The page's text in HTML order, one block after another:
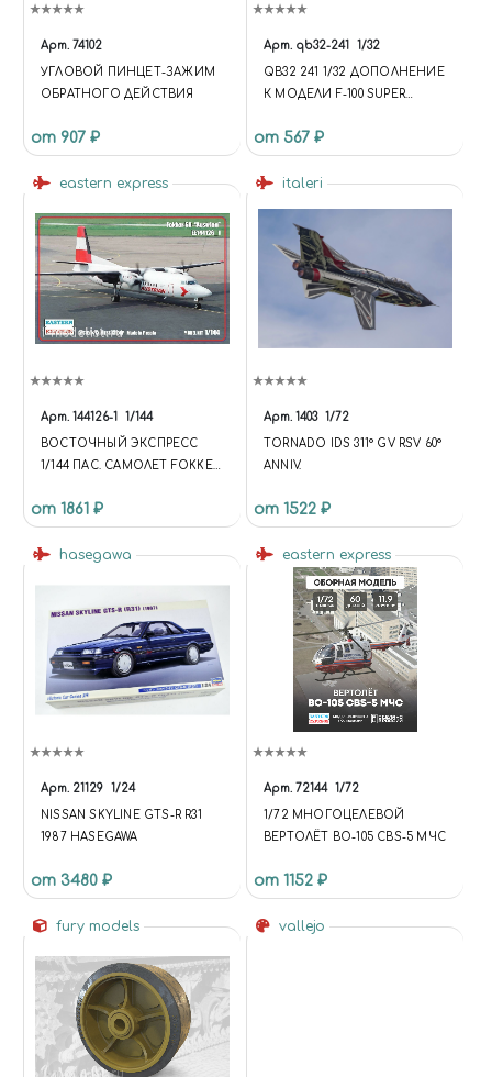
Арт. 74102
УГЛОВОЙ ПИНЦЕТ-ЗАЖИМ
ОБРАТНОГО ДЕЙСТВИЯ
от 907 ₽
Арт. qb32-241 1/32
QB32 241 1/32 ДОПОЛНЕНИЕ
К МОДЕЛИ F-100 SUPER
SAFETY BELTS
от 567 ₽
eastern express
Арт. 144126-1 1/144
ВОСТОЧНЫЙ ЭКСПРЕСС
1/144 ПАС. САМОЛЕТ FOKKER
от 1861 ₽
italeri
Арт. 1403 1/72
TORNADO IDS 311° GV RSV 60°
ANNIV.
от 1522 ₽
hasegawa
Арт. 21129 1/24
NISSAN SKYLINE GTS-R R31
1987 HASEGAWA
от 3480 ₽
eastern express
Арт. 72144 1/72
1/72 МНОГОЦЕЛЕВОЙ
ВЕРТОЛЁТ BO-105 CBS-5 МЧС
от 1152 ₽
fury models vallejo